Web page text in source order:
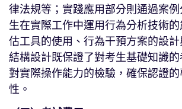
律法規等；實踐應用部分則通過案
生在實際工作中運用行為分析技術
估工具的使用、行為干預方案的設
結構設計既保證了對考生基礎知識
對實際操作能力的檢驗，確保認證的
性。